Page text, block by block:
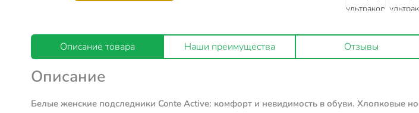
Описание товара Наши преимущества Отзывы
Описание
Белые женские подследники Conte Active: комфорт и невидимость в обуви. Хлопковые